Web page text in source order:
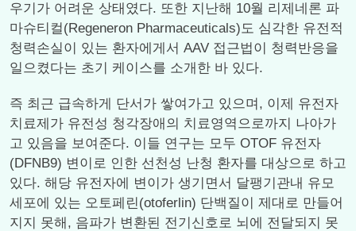
우기가 어려운 상태였다. 또한 지난해 10월 리제네론 파
마슈티컬(Regeneron Pharmaceuticals)도 심각한 유전적
청력손실이 있는 환자에게서 AAV 접근법이 청력반응을
일으켰다는 초기 케이스를 소개한 바 있다.
즉 최근 급속하게 단서가 쌓여가고 있으며, 이제 유전자
치료제가 유전성 청각장애의 치료영역으로까지 나아가
고 있음을 보여준다. 이들 연구는 모두 OTOF 유전자
(DFNB9) 변이로 인한 선천성 난청 환자를 대상으로 하고
있다. 해당 유전자에 변이가 생기면서 달팽기관내 유모
세포에 있는 오토페린(otoferlin) 단백질이 제대로 만들어
지지 못해, 음파가 변환된 전기신호로 뇌에 전달되지 못